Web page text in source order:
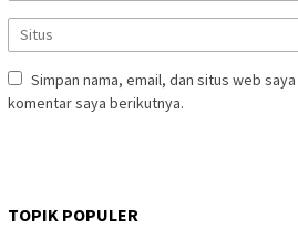
Simpan nama, email, dan situs web
komentar saya berikutnya.
TOPIK POPULER